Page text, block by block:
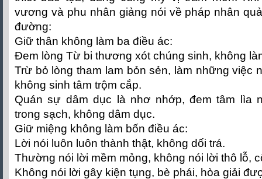
vương và phu nhân giảng nói về pháp nhân
đường:
Giữ thân không làm ba điều ác:
Đem lòng Từ bi thương xót chúng sinh, không
Trừ bỏ lòng tham lam bỏn sẻn, làm những việc
không sinh tâm trộm cắp.
Quán sự dâm dục là nhơ nhớp, đem tâm lìa
trong sạch, không dâm dục.
Giữ miệng không làm bốn điều ác:
Lời nói luôn luôn thành thật, không dối trá.
Thường nói lời mềm mỏng, không nói lời thô lỗ,
Không nói lời gây kiện tụng, bè phái, hòa giải